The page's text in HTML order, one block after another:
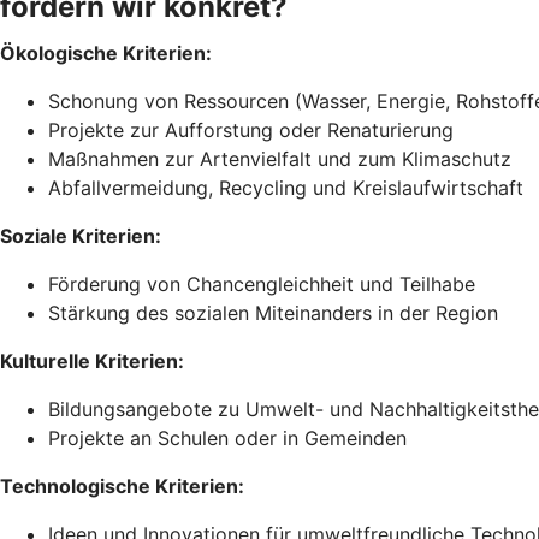
Ökologische Kriterien:
Schonung von Ressourcen (Wasser, Energie,
Projekte zur Aufforstung oder Renaturierung
Maßnahmen zur Artenvielfalt und zum Klimaschutz
Abfallvermeidung, Recycling und Kreislaufwirtschaft
Soziale Kriterien:
Förderung von Chancengleichheit und Teilhabe
Stärkung des sozialen Miteinanders in der Region
Kulturelle Kriterien:
Bildungsangebote zu Umwelt- und
Projekte an Schulen oder in Gemeinden
Technologische Kriterien:
Ideen und Innovationen für umweltfreundliche